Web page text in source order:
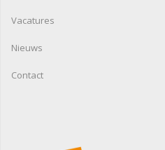
Vacatures
Nieuws
Contact